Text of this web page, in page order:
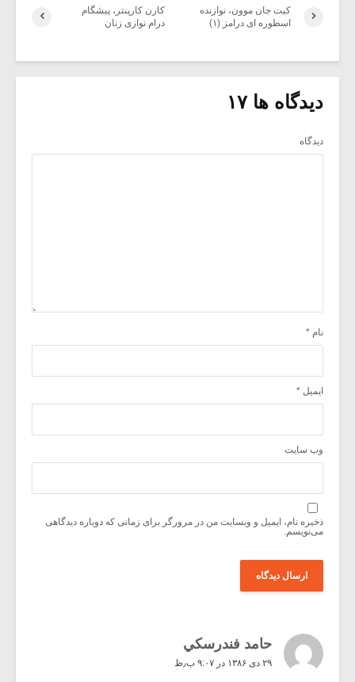
کارن کارپنتر، پیشگام
درام نوازی زنان
کیت جان موون، نوازنده
اسطوره ای درامز (۱)
دیدگاه ها ۱۷
دیدگاه
نام *
ایمیل *
وب‌ سایت
ذخیره نام، ایمیل و وبسایت من در مرورگر برای زمانی که دوباره دیدگاهی
می‌نویسم.
حامد فندرسكي
۲۹ دی ۱۳۸۶ در ۹:۰۷ ب٫ظ